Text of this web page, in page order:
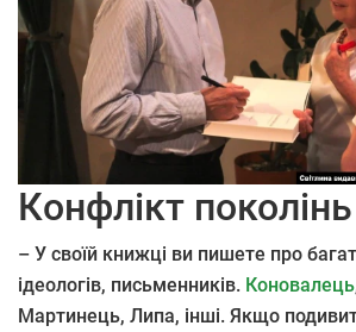
Конфлікт поколінь
– У своїй книжці ви пишете про
ідеологів, письменників. Коновалець
Мартинець, Липа, інші. Якщо